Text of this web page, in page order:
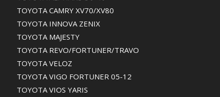
TOYOTA CAMRY XV70/XV80
TOYOTA INNOVA ZENIX
TOYOTA MAJESTY
TOYOTA REVO/FORTUNER/TRAVO
TOYOTA VELOZ
TOYOTA VIGO FORTUNER 05-12
TOYOTA VIOS YARIS